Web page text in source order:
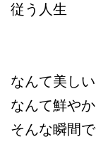
従う人生
なんて美し
なんて鮮や
そんな瞬間で